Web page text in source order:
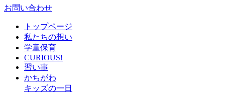
お問い合わせ
トップページ
私たちの想い
学童保育
CURIOUS!
習い事
かちがわ
キッズの一日